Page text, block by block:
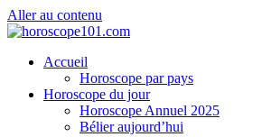
Aller au contenu
Accueil
Horoscope par pays
Horoscope du jour
Horoscope Annuel 2025
Bélier aujourd’hui